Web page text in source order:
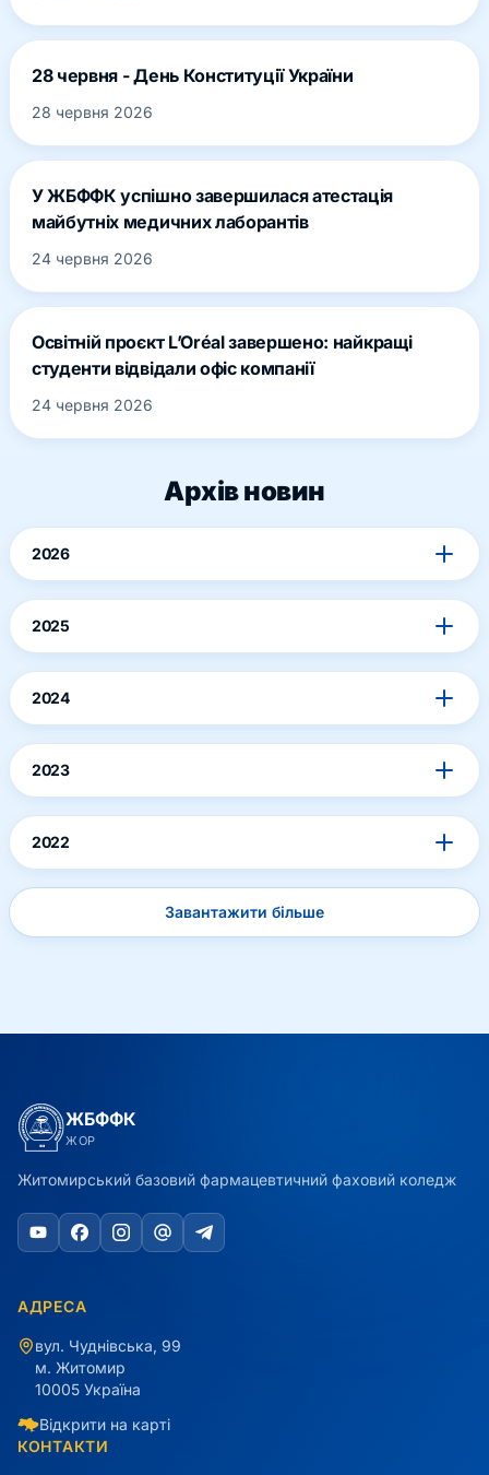
28 червня - День Конституції України
28 червня 2026
У ЖБФФК успішно завершилася атестація
майбутніх медичних лаборантів
24 червня 2026
Освітній проєкт L’Oréal завершено: найкращі
студенти відвідали офіс компанії
24 червня 2026
Архів новин
2026
2025
2024
2023
2022
Завантажити більше
ЖБФФК
ЖОР
Житомирський базовий фармацевтичний фаховий коледж
АДРЕСА
вул. Чуднівська, 99
м. Житомир
10005 Україна
Відкрити на карті
КОНТАКТИ